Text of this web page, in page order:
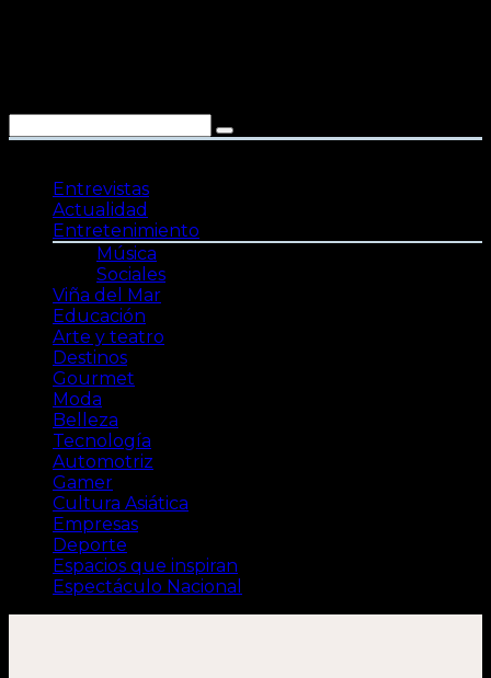
Entrevistas
Actualidad
Entretenimiento
Música
Sociales
Viña del Mar
Educación
Arte y teatro
Destinos
Gourmet
Moda
Belleza
Tecnología
Automotriz
Gamer
Cultura Asiática
Empresas
Deporte
Espacios que inspiran
Espectáculo Nacional